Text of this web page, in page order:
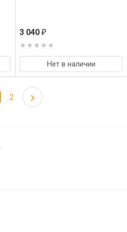
3 040 ₽
Нет в наличии
2